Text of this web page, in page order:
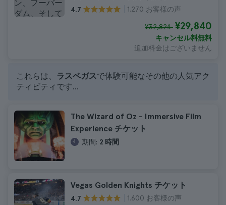
4.7 1.270 お客様の声
¥32,824 ¥29,840
キャンセル料無料
追加料金はございません
これらは、 ラスベガスで体験可能なその他の人気アク
ティビティです...
The Wizard of Oz - Immersive Film
Experience チケット
期間: 2 時間
Vegas Golden Knights チケット
4.7
1.600 お客様の声